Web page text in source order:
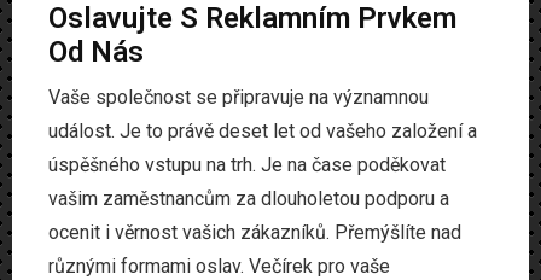
Oslavujte S Reklamním Prvkem
Od Nás
Vaše společnost se připravuje na významnou
událost. Je to právě deset let od vašeho založení a
úspěšného vstupu na trh. Je na čase poděkovat
vašim zaměstnancům za dlouholetou podporu a
ocenit i věrnost vašich zákazníků. Přemýšlíte nad
různými formami oslav. Večírek pro vaše